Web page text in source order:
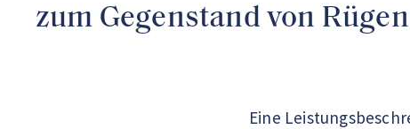
zum Gegenstand von
Eine